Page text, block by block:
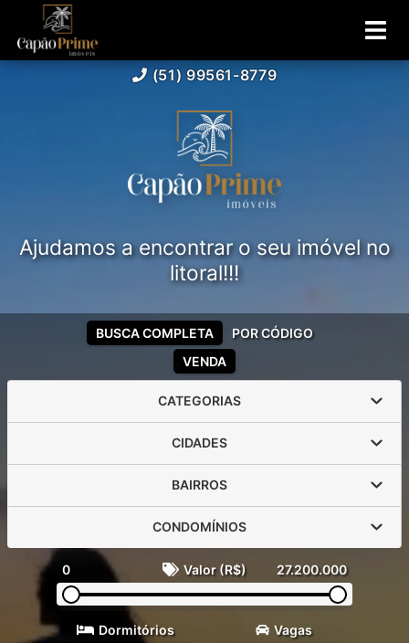
(51) 99561-8779
Ajudamos a encontrar o seu imóvel no
litoral!!!
VENDA
BUSCA COMPLETA POR CÓDIGO
CATEGORIAS
CIDADES
BAIRROS
CONDOMÍNIOS
0 Valor (R$) 27.200.000
Dormitórios Vagas